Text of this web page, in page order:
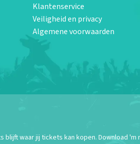
Klantenservice
Veiligheid en privacy
Algemene voorwaarden
waar jij tickets kan kopen. Download